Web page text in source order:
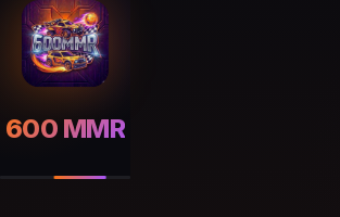
600 MMR